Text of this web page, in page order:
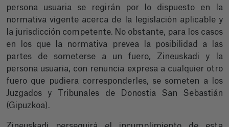
persona usuaria se regirán por lo dispuesto en la
normativa vigente acerca de la legislación aplicable y
la jurisdicción competente. No obstante, para los casos
en los que la normativa prevea la posibilidad a las
partes de someterse a un fuero, Zineuskadi y la
persona usuaria, con renuncia expresa a cualquier otro
fuero que pudiera corresponderles, se someten a los
Juzgados y Tribunales de Donostia San Sebastián
(Gipuzkoa).